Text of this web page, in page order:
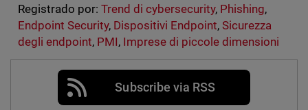
Registrado por: Trend di cybersecurity, Phishing,
Endpoint Security, Dispositivi Endpoint,Sicurezza
degli endpoint, PMI, Imprese di piccole dimensioni
Subscribe via RSS